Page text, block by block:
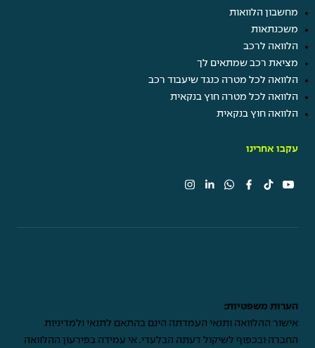
מחשבון הלוואות
משכנתאות
הלוואה לרכב
מציאת רכב שמתאים לך
הלוואה לכל מטרה כנגד שיעבוד רכב
הלוואה לכל מטרה חוץ בנקאית
הלוואה חוץ בנקאית
עקבו אחרינו
הערות משפטיות:
אישור ההלוואה ותנאי העמדתה הינם בהתאם לתנאי ולמדיניות
החברה ובכפוף לשיקול דעתה הבלעדי. אי עמידה בפירעון ההלוואה